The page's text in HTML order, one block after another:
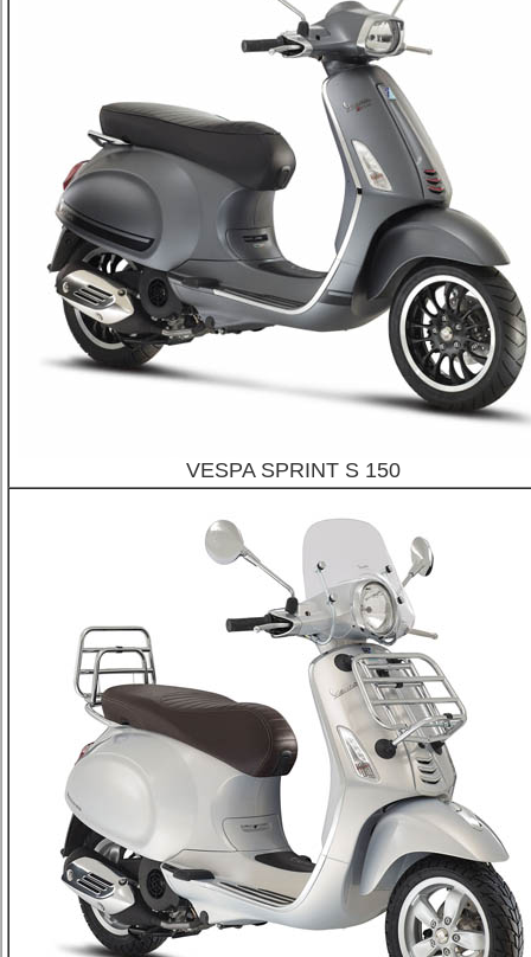
VESPA SPRINT S 150